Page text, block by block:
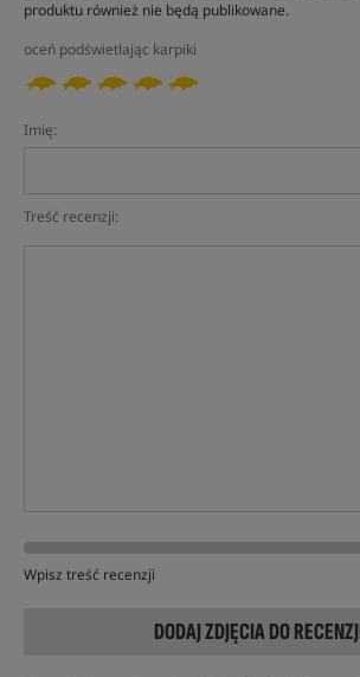
produktu również nie będą publikowane.
oceń podświetlając karpiki
Imię:
Treść recenzji:
Wpisz treść recenzji
DODAJ ZDJĘCIA DO